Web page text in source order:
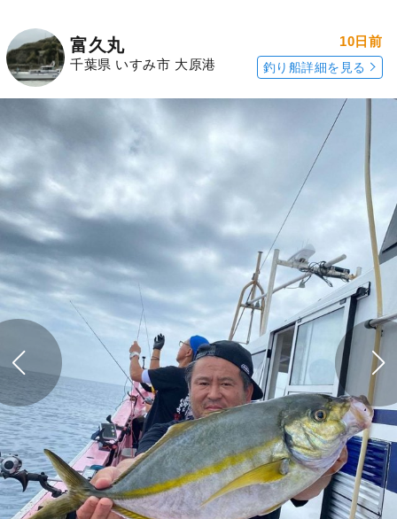
富久丸
千葉県 いすみ市 大原港
10日前
釣り船詳細を見る